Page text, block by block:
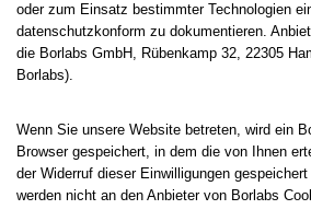
oder zum Einsatz bestimmter Technologien
datenschutzkonform zu dokumentieren.
die Borlabs GmbH, Rübenkamp 32, 22305
Borlabs).
Wenn Sie unsere Website betreten, wird ein
Browser gespeichert, in dem die von Ihnen
der Widerruf dieser Einwilligungen
werden nicht an den Anbieter von Borlabs